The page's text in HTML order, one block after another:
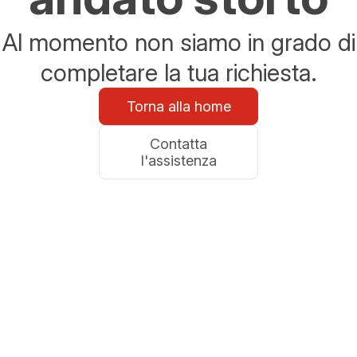
Al momento non siamo in grado di
completare la tua richiesta.
Torna alla home
Contatta
l'assistenza